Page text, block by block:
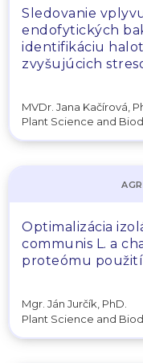
Sledovanie
endofytických
identifikáciu
zvyšujúcich
MVDr. Jana Kačírová,
Plant Science and
Optimalizácia
communis L. a
proteómu
Mgr. Ján Jurčík, PhD.
Plant Science and